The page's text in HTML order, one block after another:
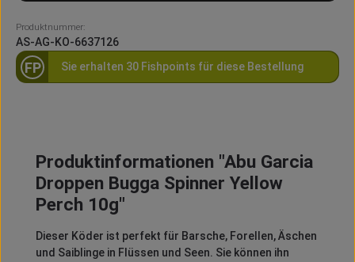
Produktnummer:
AS-AG-KO-6637126
FP Sie erhalten 30 Fishpoints für diese Bestellung
Produktinformationen "Abu Garcia
Droppen Bugga Spinner Yellow
Perch 10g"
Dieser Köder ist perfekt für Barsche, Forellen, Äschen
und Saiblinge in Flüssen und Seen. Sie können ihn